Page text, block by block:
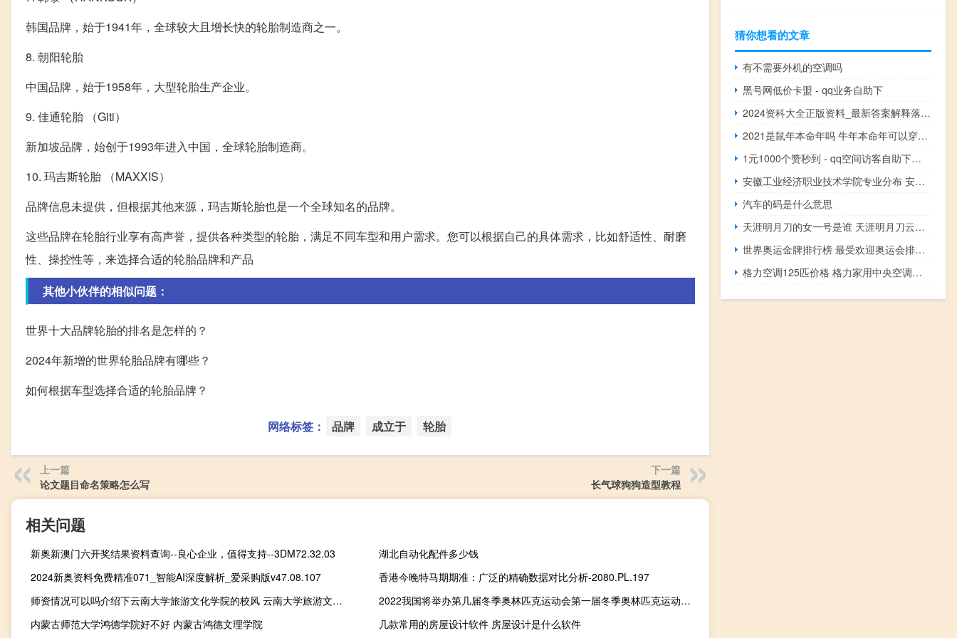
韩国品牌，始于1941年，全球较大且增长快的轮胎制造商之一。
8. 朝阳轮胎
中国品牌，始于1958年，大型轮胎生产企业。
9. 佳通轮胎 （Giti）
新加坡品牌，始创于1993年进入中国，全球轮胎制造商。
10. 玛吉斯轮胎 （MAXXIS）
品牌信息未提供，但根据其他来源，玛吉斯轮胎也是一个全球知名的品牌。
这些品牌在轮胎行业享有高声誉，提供各种类型的轮胎，满足不同车型和用户需求。您可以根据自己的具体需求，比如舒适性、耐磨
性、操控性等，来选择合适的轮胎品牌和产品
其他小伙伴的相似问题：
世界十大品牌轮胎的排名是怎样的？
2024年新增的世界轮胎品牌有哪些？
如何根据车型选择合适的轮胎品牌？
网络标签： 品牌 成立于 轮胎
上一篇
论文题目命名策略怎么写
下一篇
长气球狗狗造型教程
相关问题
新奥新澳门六开奖结果资料查询--良心企业，值得支持--3DM72.32.03
湖北自动化配件多少钱
2024新奥资料免费精准071_智能AI深度解析_爱采购版v47.08.107
香港今晚特马期期准：广泛的精确数据对比分析-2080.PL.197
师资情况可以吗介绍下云南大学旅游文化学院的校风 云南大学旅游文化学院
2022我国将举办第几届冬季奥林匹克运动会第一届冬季奥林匹克运动会的举办时间 第23届冬奥会奖牌榜
内蒙古师范大学鸿德学院好不好 内蒙古鸿德文理学院
几款常用的房屋设计软件 房屋设计是什么软件
猜你想看的文章
有不需要外机的空调吗
黑号网低价卡盟 - qq业务自助下
2024资科大全正版资料_最新答案解释落实_实用版934.520
2021是鼠年本命年吗 牛年本命年可以穿红色吗
1元1000个赞秒到 - qq空间访客自助下单平台便宜,全网业务自助下单
安徽工业经济职业技术学院专业分布 安徽工业经济学院
汽车的码是什么意思
天涯明月刀的女一号是谁 天涯明月刀云天之巅
世界奥运金牌排行榜 最受欢迎奥运会排行榜
格力空调125匹价格 格力家用中央空调价格表